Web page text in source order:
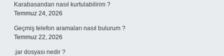
Karabasandan nasıl kurtulabilirim ?
Temmuz 24, 2026
Geçmiş telefon aramaları nasıl bulurum ?
Temmuz 22, 2026
.jar dosyası nedir ?